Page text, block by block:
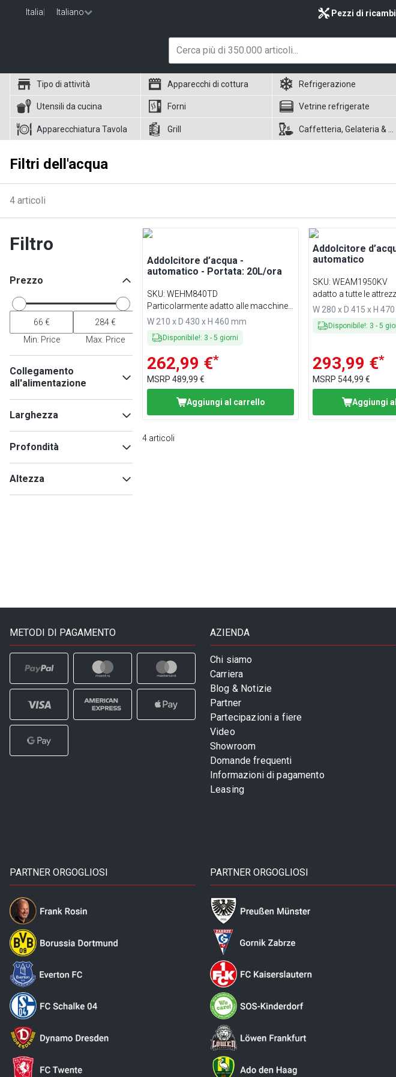
Italia Italiano Pezzi di
Tipo di attività Apparecchi di cottura Refrigerazione
Utensili da cucina Forni Vetrine refrigerate
Apparecchiatura Tavola Grill
Filtri dell'acqua
4 articoli
Filtro
Prezzo
Min. Price Max. Price
Collegamento
all'alimentazione
Larghezza
Profondità
Altezza
Addolcitore d’acqua -
automatico - Portata: 20L/ora
SKU: WEHM840TD
Particolarmente adatto alle macchine
da caffè
W 210 x D 430 x H 460 mm
Disponibile!: 3 - 5 giorni
262,99 €*
MSRP 489,99 €
Aggiungi al carrello
Addolcitore
automatico
SKU:WEAM1950KV
adatto a tutte le
ristorazione
W 280 x D 415 x H
Disponibile!: 3 -5
293,99 €*
MSRP 544,99 €
Aggiungi
4 articoli
METODI DI PAGAMENTO AZIENDA
Chi siamo
Carriera
Blog & Notizie
Partner
Partecipazioni a fiere
Video
Showroom
Domande frequenti
Informazioni di pagamento
Leasing
PARTNER ORGOGLIOSI PARTNER ORGOGLIOSI